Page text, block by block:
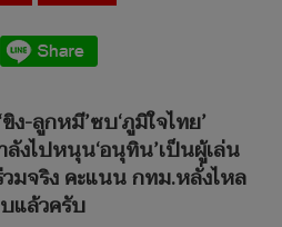
ง-ลูกหมี’ซบ‘ภูมิใจไทย’
งไปหนุน‘อนุทิน’เป็นผู้เล่น
มจริง คะแนน กทม.หลั่งไหล
แล้วครับ